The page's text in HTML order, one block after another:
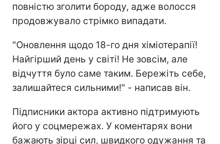
повністю зголити бороду, адже волосся
продовжувало стрімко випадати.
"Оновлення щодо 18-го дня хіміотерапії!
Найгірший день у світі! Не зовсім, але
відчуття було саме таким. Бережіть себе,
залишайтеся сильними!" - написав він.
Підписники актора активно підтримують
його у соцмережах. У коментарях вони
бажають зірці сил, швидкого одужання та